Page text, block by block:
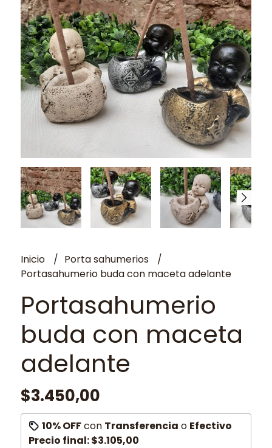
Inicio
Porta sahumerios
Portasahumerio buda con maceta adelante
Portasahumerio
buda con maceta
adelante
$3.450,00
10% OFFcon Transferencia o Efectivo
Precio final:$3.105,00